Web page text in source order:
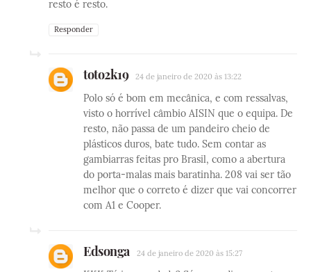
resto é resto.
Responder
toto2k19 24 de janeiro de 2020 às 13:22
Polo só é bom em mecânica, e com ressalvas,
visto o horrível câmbio AISIN que o equipa. De
resto, não passa de um pandeiro cheio de
plásticos duros, bate tudo. Sem contar as
gambiarras feitas pro Brasil, como a abertura
do porta-malas mais baratinha. 208 vai ser tão
melhor que o correto é dizer que vai concorrer
com A1 e Cooper.
Edsonga 24 de janeiro de 2020 às 15:27